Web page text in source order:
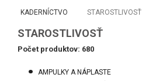
KADERNÍCTVO STAROSTLIVOSŤ
STAROSTLIVOSŤ
Počet produktov: 680
AMPULKY A NÁPLASTE